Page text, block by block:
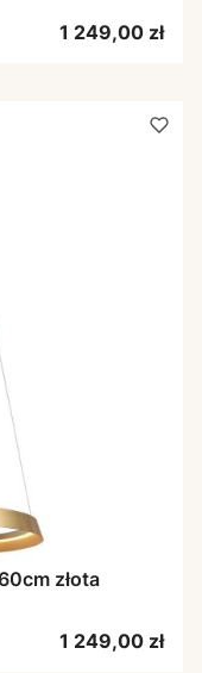
Cena
1 249,00 zł
złota
Cena
1 249,00 zł